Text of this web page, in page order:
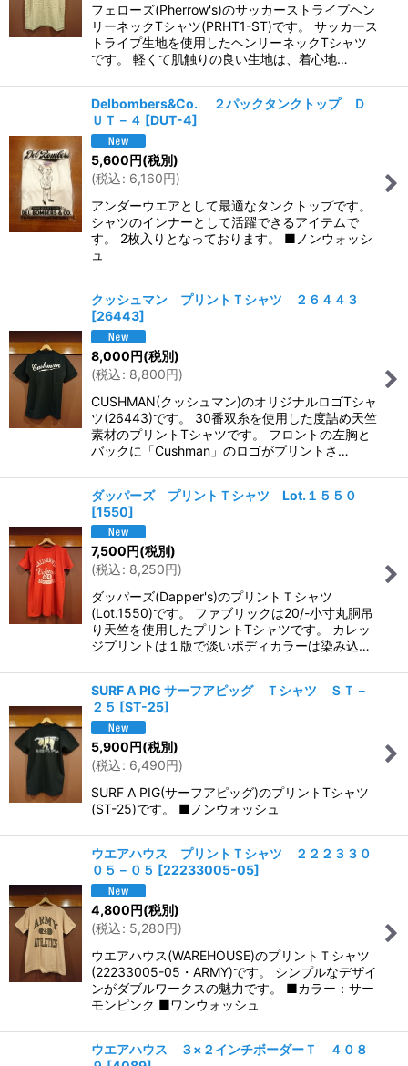
フェローズ(Pherrow's)のサッカーストライプヘン
リーネックTシャツ(PRHT1-ST)です。 サッカース
トライプ生地を使用したヘンリーネックTシャツ
です。 軽くて肌触りの良い生地は、着心地…
Delbombers&Co. ２パックタンクトップ Ｄ
ＵＴ－４ [DUT-4]
5,600円(税別)
(税込: 6,160円)
アンダーウエアとして最適なタンクトップです。
シャツのインナーとして活躍できるアイテムで
す。 2枚入りとなっております。 ■ノンウォッシ
ュ
クッシュマン プリントＴシャツ ２６４４３
[26443]
8,000円(税別)
(税込: 8,800円)
CUSHMAN(クッシュマン)のオリジナルロゴTシャ
ツ(26443)です。 30番双糸を使用した度詰め天竺
素材のプリントTシャツです。 フロントの左胸と
バックに「Cushman」のロゴがプリントさ…
ダッパーズ プリントＴシャツ Lot.１５５０
[1550]
7,500円(税別)
(税込: 8,250円)
ダッパーズ(Dapper's)のプリントＴシャツ
(Lot.1550)です。 ファブリックは20/-小寸丸胴吊
り天竺を使用したプリントTシャツです。 カレッ
ジプリントは１版で淡いボディカラーは染み込…
SURF A PIG サーフアピッグ Ｔシャツ ＳＴ－
２５ [ST-25]
5,900円(税別)
(税込: 6,490円)
SURF A PIG(サーフアピッグ)のプリントTシャツ
(ST-25)です。 ■ノンウォッシュ
ウエアハウス プリントＴシャツ ２２２３３０
０５－０５ [22233005-05]
4,800円(税別)
(税込: 5,280円)
ウエアハウス(WAREHOUSE)のプリントＴシャツ
(22233005-05・ARMY)です。 シンプルなデザイ
ンがダブルワークスの魅力です。 ■カラー：サー
モンピンク ■ワンウォッシュ
ウエアハウス ３×２インチボーダーＴ ４０８